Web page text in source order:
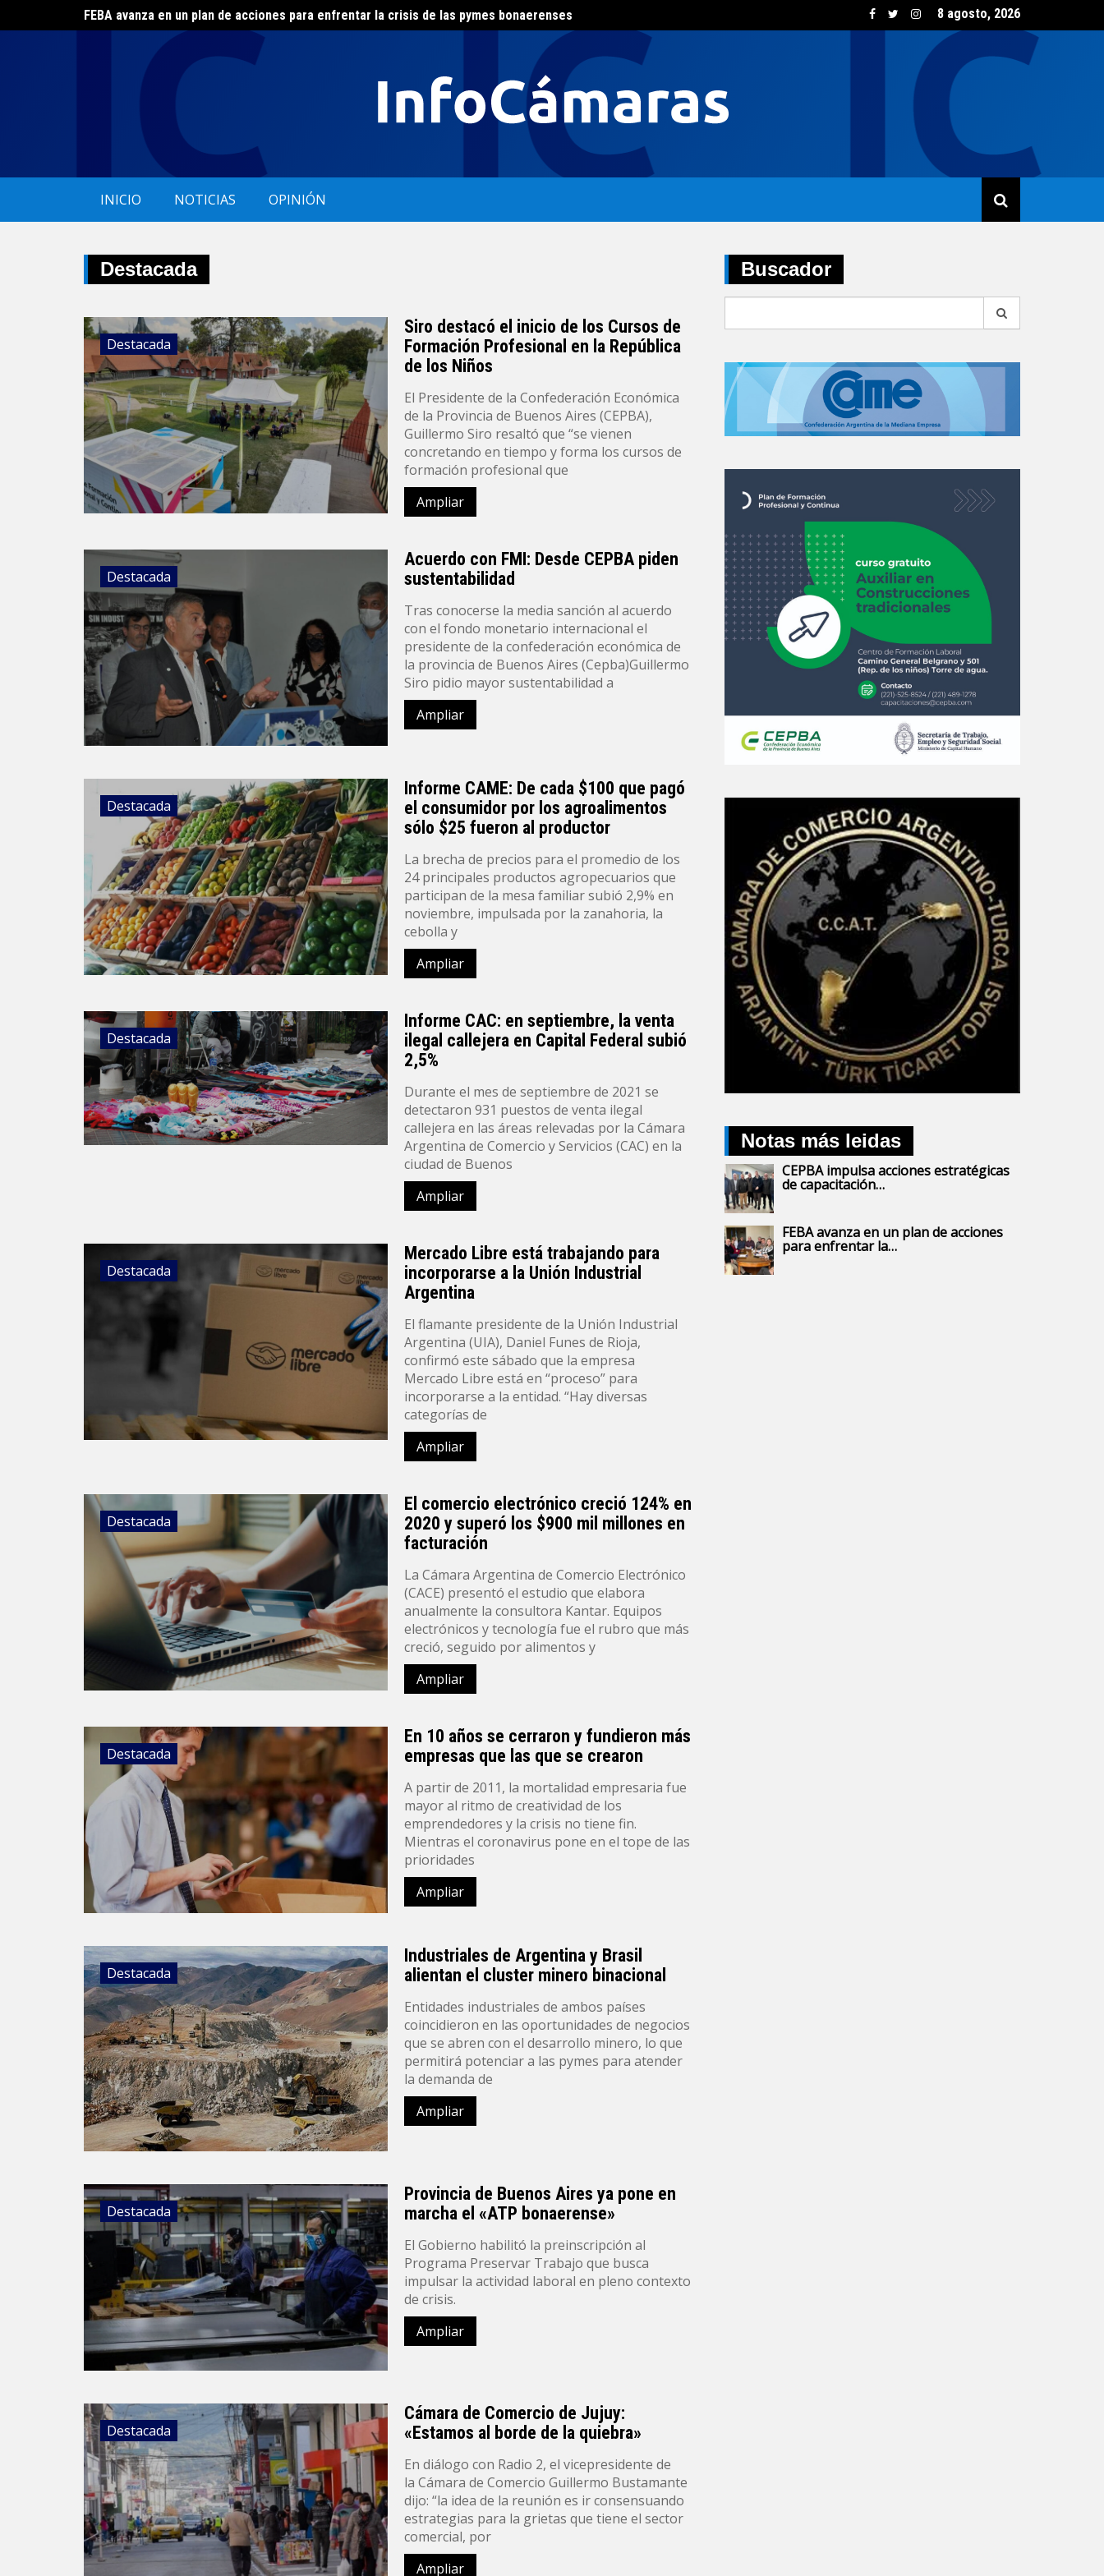
to
El ERAS continúa con el beneficio de la tarifa social del agua
El consumo de vino creció un 5,8% en junio impulsado por las opciones
8 agosto, 2026
INICIO NOTICIAS OPINIÓN
Destacada
Destacada
Siro destacó el inicio de los Cursos de
Formación Profesional en la República
de los Niños
El Presidente de la Confederación Económica
de la Provincia de Buenos Aires (CEPBA),
Guillermo Siro resaltó que “se vienen
concretando en tiempo y forma los cursos de
formación profesional que
Ampliar
Destacada
Acuerdo con FMI: Desde CEPBA piden
sustentabilidad
Tras conocerse la media sanción al acuerdo
con el fondo monetario internacional el
presidente de la confederación económica de
la provincia de Buenos Aires (Cepba)Guillermo
Siro pidio mayor sustentabilidad a
Ampliar
Destacada
Informe CAME: De cada $100 que pagó
el consumidor por los agroalimentos
sólo $25 fueron al productor
La brecha de precios para el promedio de los
24 principales productos agropecuarios que
participan de la mesa familiar subió 2,9% en
noviembre, impulsada por la zanahoria, la
cebolla y
Ampliar
Destacada
Informe CAC: en septiembre, la venta
ilegal callejera en Capital Federal subió
2,5%
Durante el mes de septiembre de 2021 se
detectaron 931 puestos de venta ilegal
callejera en las áreas relevadas por la Cámara
Argentina de Comercio y Servicios (CAC) en la
ciudad de Buenos
Ampliar
Destacada
Mercado Libre está trabajando para
incorporarse a la Unión Industrial
Argentina
El flamante presidente de la Unión Industrial
Argentina (UIA), Daniel Funes de Rioja,
confirmó este sábado que la empresa
Mercado Libre está en “proceso” para
incorporarse a la entidad. “Hay diversas
categorías de
Ampliar
Destacada
El comercio electrónico creció 124% en
2020 y superó los $900 mil millones en
facturación
La Cámara Argentina de Comercio Electrónico
(CACE) presentó el estudio que elabora
anualmente la consultora Kantar. Equipos
electrónicos y tecnología fue el rubro que más
creció, seguido por alimentos y
Ampliar
Destacada
En 10 años se cerraron y fundieron más
empresas que las que se crearon
A partir de 2011, la mortalidad empresaria fue
mayor al ritmo de creatividad de los
emprendedores y la crisis no tiene fin.
Mientras el coronavirus pone en el tope de las
prioridades
Ampliar
Destacada
Industriales de Argentina y Brasil
alientan el cluster minero binacional
Entidades industriales de ambos países
coincidieron en las oportunidades de negocios
que se abren con el desarrollo minero, lo que
permitirá potenciar a las pymes para atender
la demanda de
Ampliar
Destacada
Provincia de Buenos Aires ya pone en
marcha el «ATP bonaerense»
El Gobierno habilitó la preinscripción al
Programa Preservar Trabajo que busca
impulsar la actividad laboral en pleno contexto
de crisis.
Ampliar
Destacada
Cámara de Comercio de Jujuy:
«Estamos al borde de la quiebra»
En diálogo con Radio 2, el vicepresidente de
la Cámara de Comercio Guillermo Bustamante
dijo: “la idea de la reunión es ir consensuando
estrategias para la grietas que tiene el sector
comercial, por
Ampliar
Buscador
Notas más leidas
CEPBA impulsa acciones estratégicas
de capacitación…
FEBA avanza en un plan de acciones
para enfrentar la…